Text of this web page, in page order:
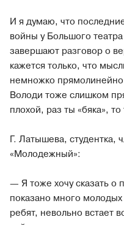
И я думаю, что
войны у Большого
завершают разговор о
кажется только, что
немножко
Володи тоже слишком
плохой, раз ты «бяка»,
Г. Латышева, студентка,
«Молодежный»:
— Я тоже хочу сказать о
показано много
ребят, невольно встает